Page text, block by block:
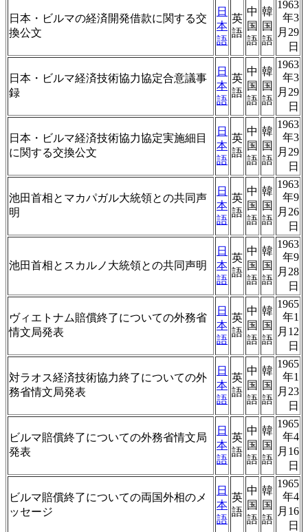
日本・ビルマの経済開発借款に関する交
換公文
日
本
語
英
語
中
国
語
韓
国
語
1963
年3
月29
日
日本・ビルマ経済技術協力協定合意議事
録
日
本
語
英
語
中
国
語
韓
国
語
1963
年3
月29
日
日本・ビルマ経済技術協力協定実施細目
に関する交換公文
日
本
語
英
語
中
国
語
韓
国
語
1963
年3
月29
日
池田首相とマカパガル大統領との共同声
明
日
本
語
英
語
中
国
語
韓
国
語
1963
年9
月26
日
池田首相とスカルノ大統領との共同声明
日
本
語
英
語
中
国
語
韓
国
語
1963
年9
月28
日
ヴィエトナム賠償終了についての外務省
情文局発表
日
本
語
英
語
中
国
語
韓
国
語
1965
年1
月12
日
対ラオス経済技術協力終了についての外
務省情文局発表
日
本
語
英
語
中
国
語
韓
国
語
1965
年1
月23
日
ビルマ賠償終了についての外務省情文局
発表
日
本
語
英
語
中
国
語
韓
国
語
1965
年4
月16
日
ビルマ賠償終了についての両国外相のメ
ッセージ
日
本
語
英
語
中
国
語
韓
国
語
1965
年4
月16
日